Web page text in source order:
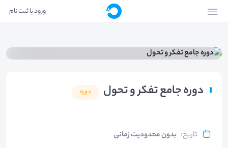
ورود یا ثبت نام
دوره جامع تفکر و تحول دوره
تاریخ: بدون محدودیت زمانی